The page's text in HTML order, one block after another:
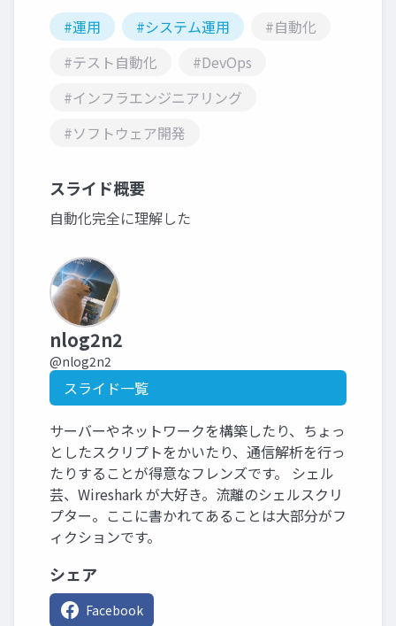
#運用 #システム運用
#自動化
#テスト自動化
#DevOps
#インフラエンジニアリング
#ソフトウェア開発
スライド概要
自動化完全に理解した
nlog2n2
@nlog2n2
スライド一覧
サーバーやネットワークを構築したり、ちょっ
としたスクリプトをかいたり、通信解析を行っ
たりすることが得意なフレンズです。 シェル
芸、Wireshark が大好き。流離のシェルスクリ
プター。ここに書かれてあることは大部分がフ
ィクションです。
シェア
Facebook